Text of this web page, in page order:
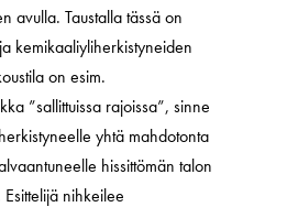
avulla. Taustalla tässä on
kemikaaliyliherkistyneiden
on esim.
”sallittuissa rajoissa”, sinne
yhtä mahdotonta
hissittömän talon
nihkeilee